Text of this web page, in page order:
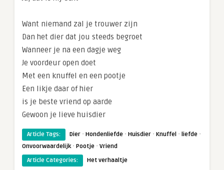
Want niemand zal je trouwer zijn
Dan het dier dat jou steeds begroet
Wanneer je na een dagje weg
Je voordeur open doet
Met een knuffel en een pootje
Een likje daar of hier
is je beste vriend op aarde
Gewoon je lieve huisdier
Article Tags: Dier · Hondenliefde · Huisdier · Knuffel · liefde ·
Onvoorwaardelijk· Pootje · Vriend
Article Categories:
Het verhaaltje